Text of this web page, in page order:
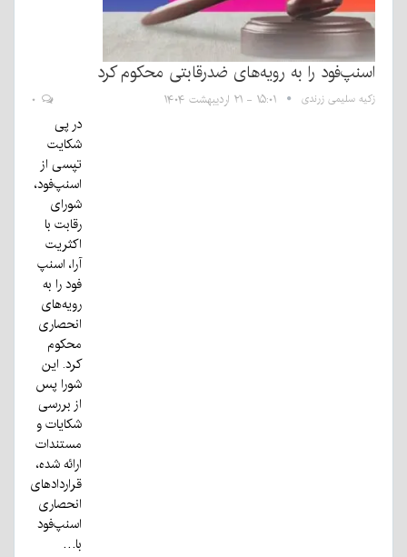
اسنپ‌فود را به رویه‌های ضدرقابتی محکوم کرد
زکیه سلیمی زرندی ۱۵:۰۱ - ۲۱ اردیبهشت ۱۴۰۴
در پی
شکایت
تپسی از
اسنپ‌فود،
شورای
رقابت با
اکثریت
آرا، اسنپ
فود را به
رویه‌های
انحصاری
محکوم
کرد. این
شورا پس
از بررسی
شکایات و
مستندات
ارائه شده،
قراردادهای
انحصاری
اسنپ‌فود
با…